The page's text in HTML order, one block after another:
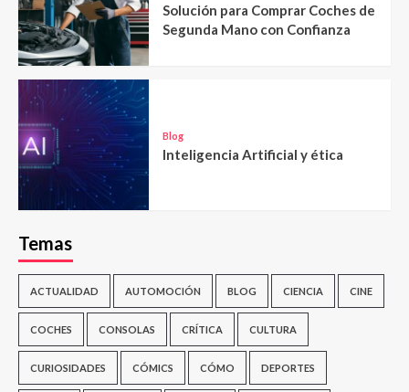
Solución para Comprar Coches de
Segunda Mano con Confianza
Blog
Inteligencia Artificial y ética
Temas
ACTUALIDAD AUTOMOCIÓN BLOG CIENCIA CINE
COCHES CONSOLAS CRÍTICA CULTURA
CURIOSIDADES CÓMICS CÓMO DEPORTES